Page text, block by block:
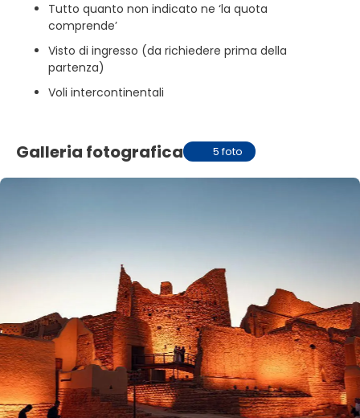
Tutto quanto non indicato ne ‘la quota
comprende’
Visto di ingresso (da richiedere prima della
partenza)
Voli intercontinentali
Galleria fotografica 5 foto